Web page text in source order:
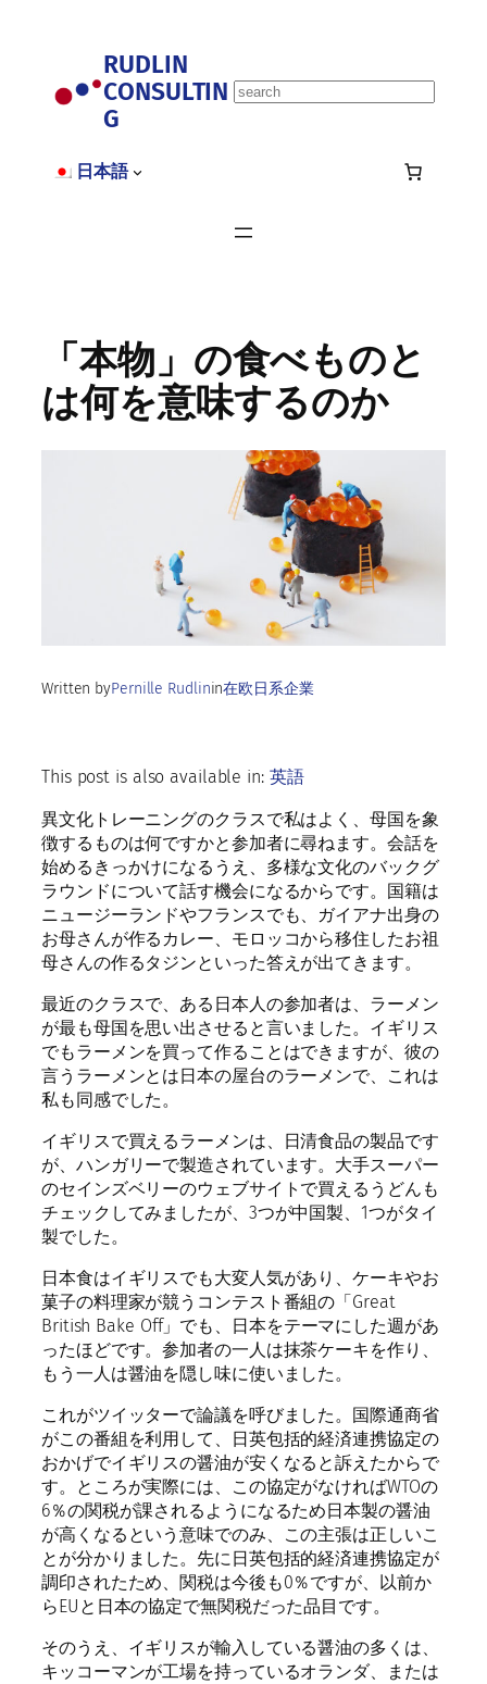
RUDLIN
CONSULTIN
G
S
日本語
「本物」の食べものと
は何を意味するのか
Written byPernille Rudlinin在欧日系企業
This post is also available in: 英語
異文化トレーニングのクラスで私はよく、母国を象
徴するものは何ですかと参加者に尋ねます。会話を
始めるきっかけになるうえ、多様な文化のバックグ
ラウンドについて話す機会になるからです。国籍は
ニュージーランドやフランスでも、ガイアナ出身の
お母さんが作るカレー、モロッコから移住したお祖
母さんの作るタジンといった答えが出てきます。
最近のクラスで、ある日本人の参加者は、ラーメン
が最も母国を思い出させると言いました。イギリス
でもラーメンを買って作ることはできますが、彼の
言うラーメンとは日本の屋台のラーメンで、これは
私も同感でした。
イギリスで買えるラーメンは、日清食品の製品です
が、ハンガリーで製造されています。大手スーパー
のセインズベリーのウェブサイトで買えるうどんも
チェックしてみましたが、3つが中国製、1つがタイ
製でした。
日本食はイギリスでも大変人気があり、ケーキやお
菓子の料理家が競うコンテスト番組の「Great
British Bake Off」でも、日本をテーマにした週があ
ったほどです。参加者の一人は抹茶ケーキを作り、
もう一人は醤油を隠し味に使いました。
これがツイッターで論議を呼びました。国際通商省
がこの番組を利用して、日英包括的経済連携協定の
おかげでイギリスの醤油が安くなると訴えたからで
す。ところが実際には、この協定がなければWTOの
6％の関税が課されるようになるため日本製の醤油
が高くなるという意味でのみ、この主張は正しいこ
とが分かりました。先に日英包括的経済連携協定が
調印されたため、関税は今後も0％ですが、以前か
らEUと日本の協定で無関税だった品目です。
そのうえ、イギリスが輸入している醤油の多くは、
キッコーマンが工場を持っているオランダ、または